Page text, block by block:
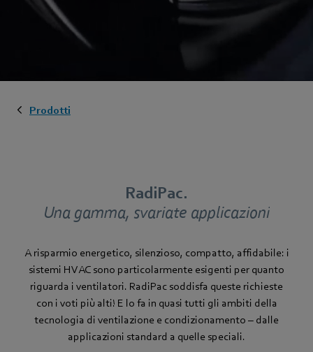
Prodotti
RadiPac.
Una gamma, svariate applicazioni
A risparmio energetico, silenzioso, compatto, affidabile: i
sistemi HVAC sono particolarmente esigenti per quanto
riguarda i ventilatori. RadiPac soddisfa queste richieste
con i voti più alti! E lo fa in quasi tutti gli ambiti della
tecnologia di ventilazione e condizionamento – dalle
applicazioni standard a quelle speciali.